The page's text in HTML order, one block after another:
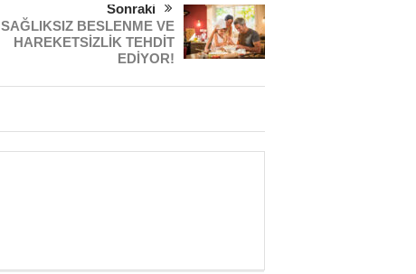
Sonraki
SAĞLIKSIZ BESLENME VE
HAREKETSİZLİK TEHDİT
EDİYOR!
Yaman Çelişki SANAYİYE SAHİP